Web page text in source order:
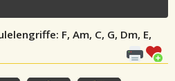
: F, Am, C, G, Dm, E,